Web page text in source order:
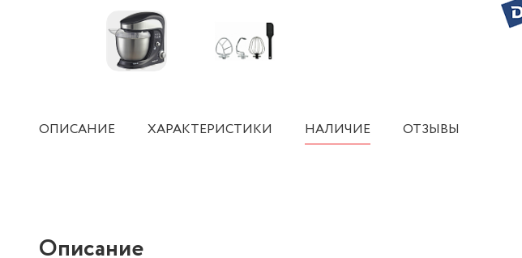
ОПИСАНИЕ ХАРАКТЕРИСТИКИ НАЛИЧИЕ ОТЗЫВЫ
Описание